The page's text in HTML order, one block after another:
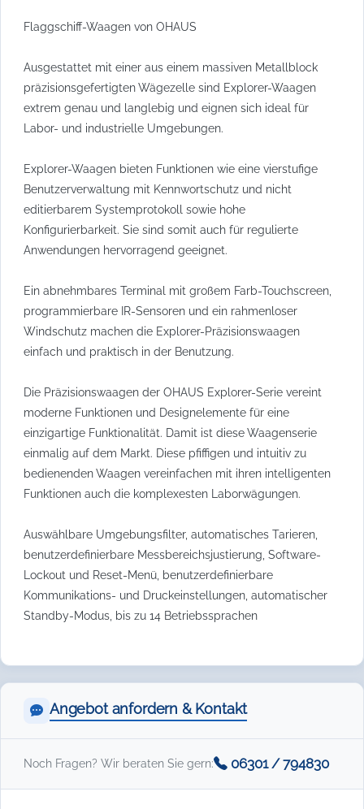
Flaggschiff-Waagen von OHAUS
Ausgestattet mit einer aus einem massiven Metallblock
präzisionsgefertigten Wägezelle sind Explorer-Waagen
extrem genau und langlebig und eignen sich ideal für
Labor- und industrielle Umgebungen.
Explorer-Waagen bieten Funktionen wie eine vierstufige
Benutzerverwaltung mit Kennwortschutz und nicht
editierbarem Systemprotokoll sowie hohe
Konfigurierbarkeit. Sie sind somit auch für regulierte
Anwendungen hervorragend geeignet.
Ein abnehmbares Terminal mit großem Farb-Touchscreen,
programmierbare IR-Sensoren und ein rahmenloser
Windschutz machen die Explorer-Präzisionswaagen
einfach und praktisch in der Benutzung.
Die Präzisionswaagen der OHAUS Explorer-Serie vereint
moderne Funktionen und Designelemente für eine
einzigartige Funktionalität. Damit ist diese Waagenserie
einmalig auf dem Markt. Diese pfiffigen und intuitiv zu
bedienenden Waagen vereinfachen mit ihren intelligenten
Funktionen auch die komplexesten Laborwägungen.
Auswählbare Umgebungsfilter, automatisches Tarieren,
benutzerdefinierbare Messbereichsjustierung, Software-
Lockout und Reset-Menü, benutzerdefinierbare
Kommunikations- und Druckeinstellungen, automatischer
Standby-Modus, bis zu 14 Betriebssprachen
Angebot anfordern & Kontakt
Noch Fragen? Wir beraten Sie gern: 06301 / 794830